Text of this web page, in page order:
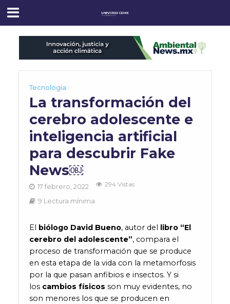
Tecnología
La transformación del
cerebro adolescente e
inteligencia artificial
para descubrir Fake
News￼
17 febrero, 2022 294 Vistas
9 Lectura mínima
El biólogo David Bueno, autor del
libro “El
cerebro del adolescente”, compara el
proceso de transformación que se produce
en esta etapa de la vida con la metamorfosis
por la que pasan anfibios e insectos. Y si
los cambios físicos son muy evidentes, no
son menores los que se producen en